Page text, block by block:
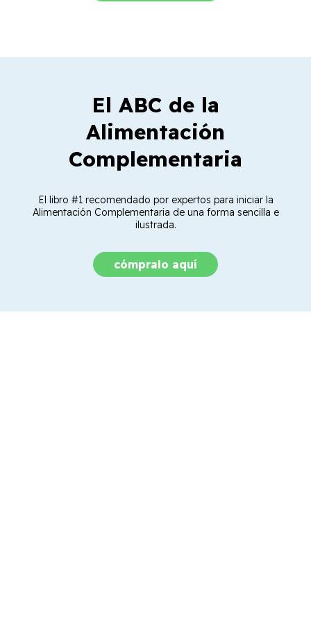
El ABC de la
Alimentación
Complementaria
El libro #1 recomendado por expertos para iniciar la
Alimentación Complementaria de una forma sencilla e
ilustrada.
cómpralo aquí